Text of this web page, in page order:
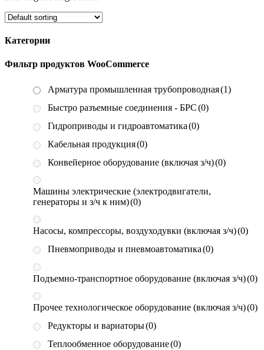
Категории
Фильтр продуктов WooCommerce
Арматура промышленная трубопроводная(1)
Быстро разъемные соединения - БРС(0)
Гидроприводы и гидроавтоматика(0)
Кабельная продукция(0)
Конвейерное оборудование (включая з/ч)(0)
Машины электрические (электродвигатели,
генераторы и з/ч к ним)(0)
Насосы, компрессоры, воздуходувки (включая з/ч)(0)
Пневмоприводы и пневмоавтоматика(0)
Подъемно-транспортное оборудование (включая з/ч)(0)
Прочее технологическое оборудование (включая з/ч)(0)
Редукторы и вариаторы(0)
Теплообменное оборудование(0)